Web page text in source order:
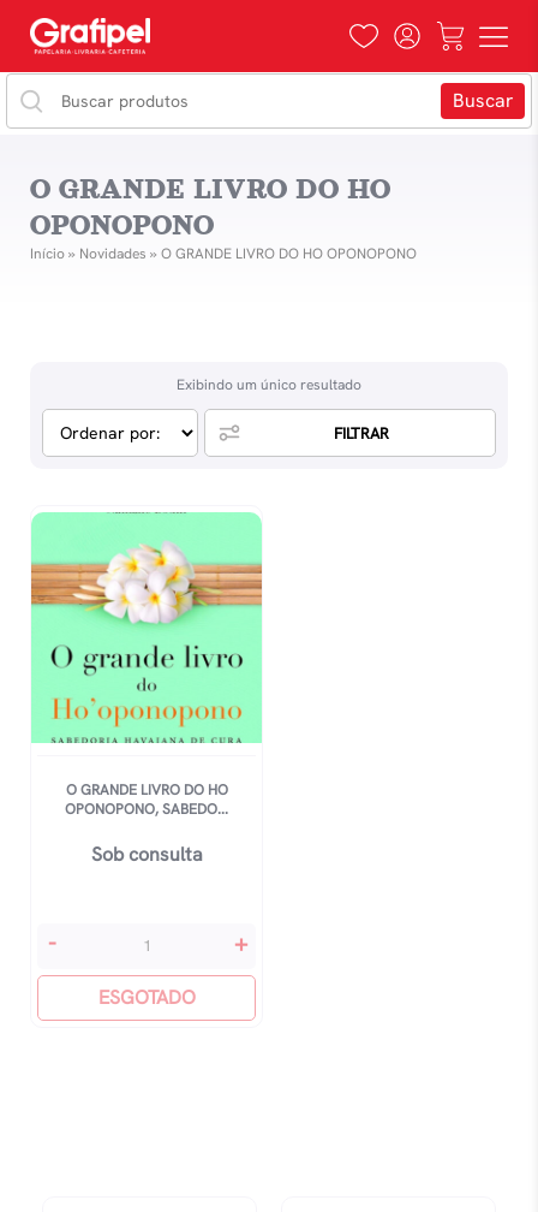
O GRANDE LIVRO DO HO
OPONOPONO
Início» Novidades » O GRANDE LIVRO DO HO OPONOPONO
Exibindo um único resultado
FILTRAR
O GRANDE LIVRO DO HO
OPONOPONO, SABEDO...
Sob consulta
O
Do
- +
ESGOTADO